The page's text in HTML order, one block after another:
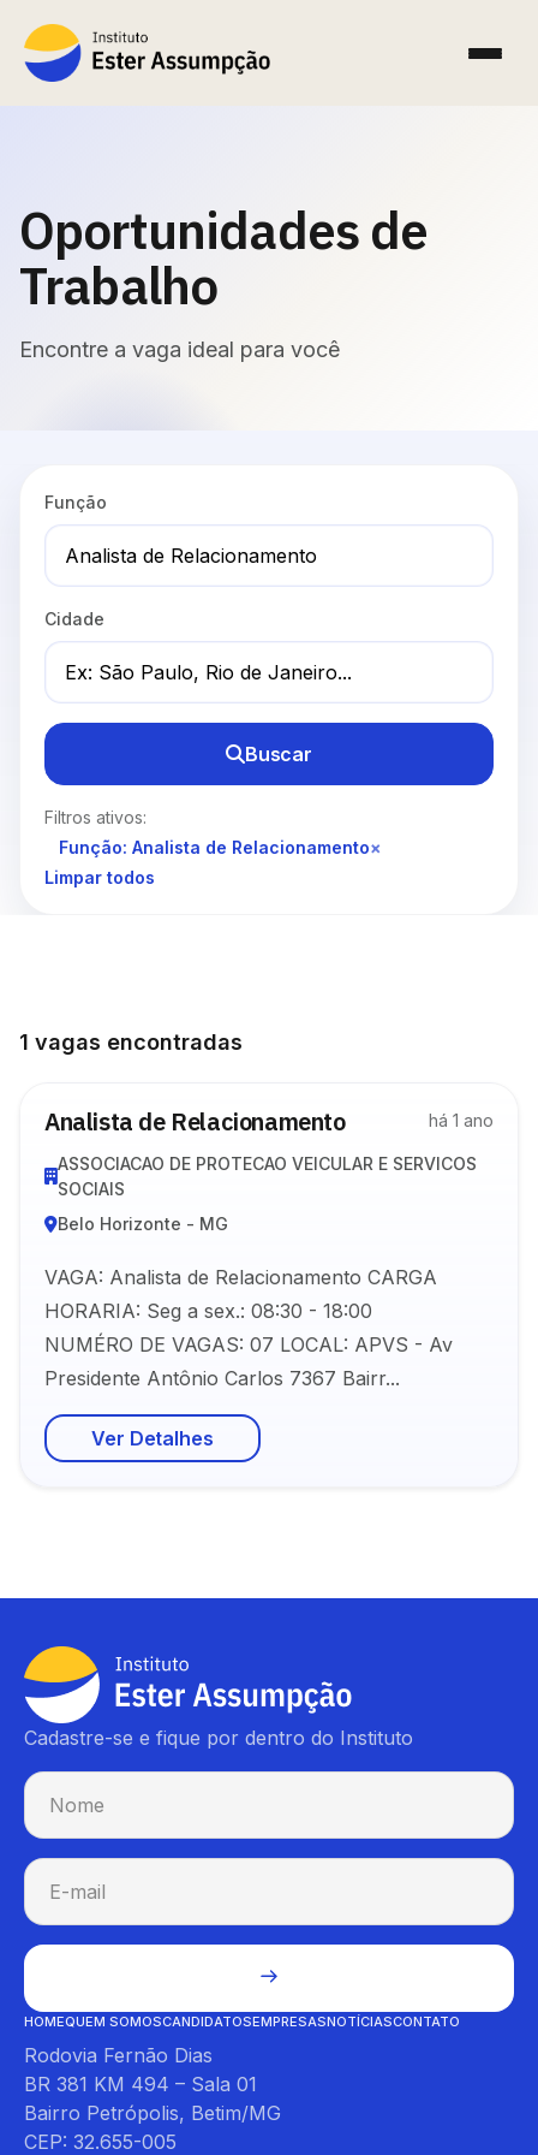
Oportunidades de
Trabalho
Encontre a vaga ideal para você
Função
Cidade
Buscar
Filtros ativos:
Função: Analista de Relacionamento×
Limpar todos
1 vagas encontradas
Analista de Relacionamento há 1 ano
ASSOCIACAO DE PROTECAO VEICULAR E SERVICOS
SOCIAIS
Belo Horizonte - MG
VAGA: Analista de Relacionamento CARGA
HORARIA: Seg a sex.: 08:30 - 18:00
NUMÉRO DE VAGAS: 07 LOCAL: APVS - Av
Presidente Antônio Carlos 7367 Bairr...
Ver Detalhes
Cadastre-se e fique por dentro do Instituto
HOMEQUEM SOMOSCANDIDATOSEMPRESASNOTÍCIASCONTATO
Rodovia Fernão Dias
BR 381 KM 494 – Sala 01
Bairro Petrópolis, Betim/MG
CEP: 32.655-005